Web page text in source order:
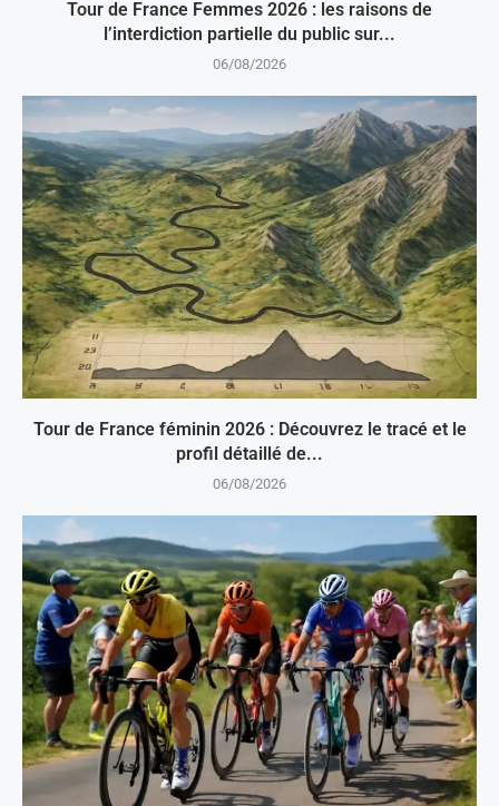
Tour de France Femmes 2026 : les raisons de
l’interdiction partielle du public sur...
06/08/2026
Tour de France féminin 2026 : Découvrez le tracé et le
profil détaillé de...
06/08/2026